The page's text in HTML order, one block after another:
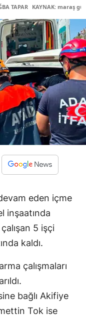
TAPAR KAYNAK: maraş
eden içme
inşaatında
5 işçi
kaldı.
çalışmaları
bağlı Akifiye
Tok ise